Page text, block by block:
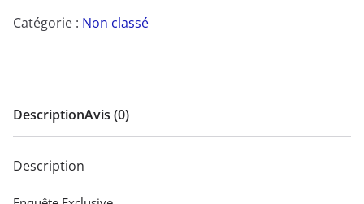
législatives
Toumodi,
Massala
le
rendez-
Catégorie : Non classé
DescriptionAvis (0)
Description